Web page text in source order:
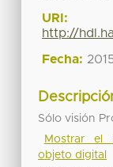
URI:
http://
Fecha:
Sólo visión
Mostrar el
objeto digital